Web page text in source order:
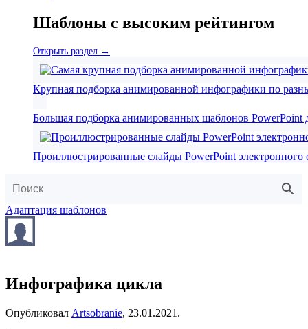
Шаблоны с высоким рейтингом
Открыть раздел →
Крупная подборка анимированной инфографики по
Большая подборка анимированных шаблонов PowerPoint
Проиллюстрированные слайды PowerPoint электронного
Адаптация шаблонов
Инфографика цикла
Опубликовал Artsobranie, 23.01.2021 .